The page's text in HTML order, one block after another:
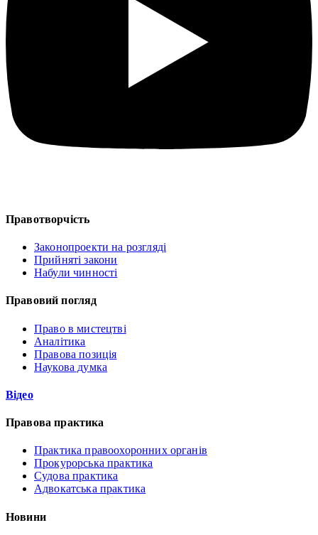
Правотворчість
Законопроекти на розгляді
Прийняті закони
Набули чинності
Правовий погляд
Право в мистецтві
Аналітика
Правова позиція
Наукова думка
Відео
Правова практика
Практика правоохоронних органів
Прокурорська практика
Судова практика
Адвокатська практика
Новини